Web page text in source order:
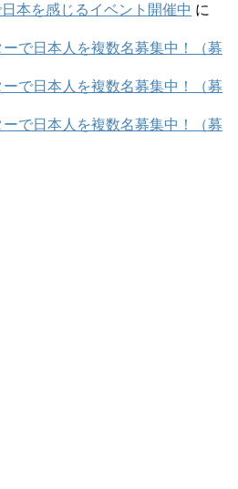
本を感じるイベント開催中 に
で日本人を複数名募集中！（募
で日本人を複数名募集中！（募
で日本人を複数名募集中！（募